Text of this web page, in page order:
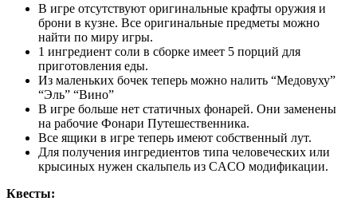
В игре отсутствуют оригинальные крафты оружия и
брони в кузне. Все оригинальные предметы можно
найти по миру игры.
1 ингредиент соли в сборке имеет 5 порций для
приготовления еды.
Из маленьких бочек теперь можно налить “Медовуху”
“Эль” “Вино”
В игре больше нет статичных фонарей. Они заменены
на рабочие Фонари Путешественника.
Все ящики в игре теперь имеют собственный лут.
Для получения ингредиентов типа человеческих или
крысиных нужен скальпель из CACO модификации.
Квесты: